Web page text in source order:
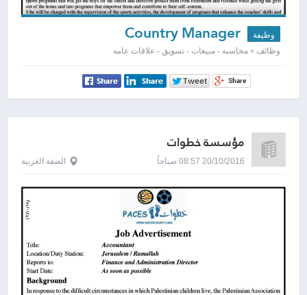
وظيفة
وظائف » محاسبه - مبيعات - تسويق - علاقات عامه
مؤسسة خطوات
20/10/2016 08:57 صباحاً الضفة الغربية